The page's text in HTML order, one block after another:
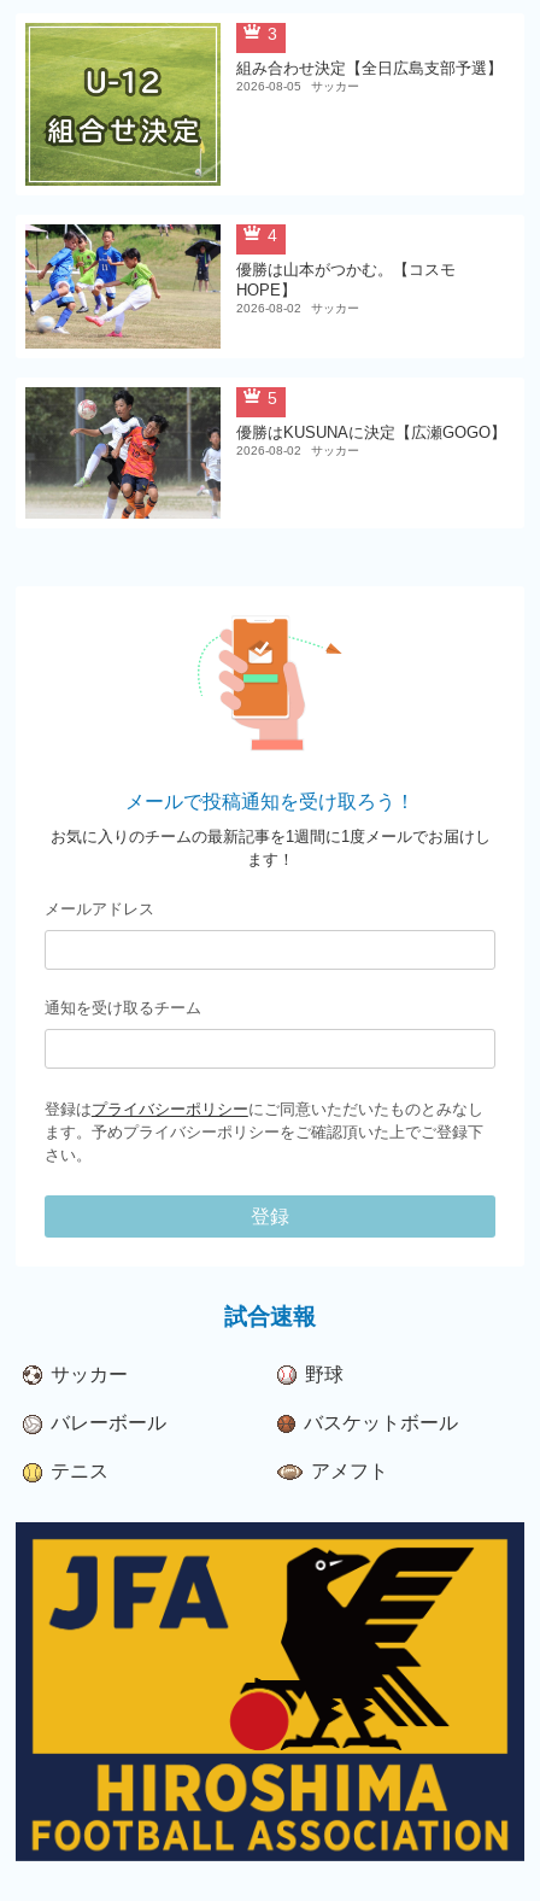
3
組み合わせ決定【全日広島支部予選】
2026-08-05 サッカー
4
優勝は山本がつかむ。【コスモ
HOPE】
2026-08-02 サッカー
5
優勝はKUSUNAに決定【広瀬GOGO】
2026-08-02 サッカー
メールで投稿通知を受け取ろう！
お気に入りのチームの最新記事を1週間に1度メールでお届けし
ます！
メールアドレス
通知を受け取るチーム
登録はプライバシーポリシーにご同意いただいたものとみなし
ます。予めプライバシーポリシーをご確認頂いた上でご登録下
さい。
登録
試合速報
サッカー 野球
バレーボール バスケットボール
テニス アメフト